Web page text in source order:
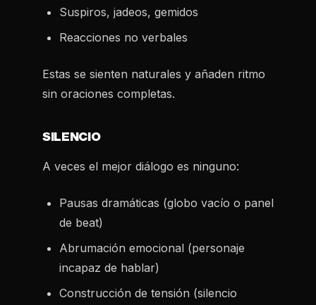
Suspiros, jadeos, gemidos
Reacciones no verbales
Estas se sienten naturales y añaden ritmo
sin oraciones completas.
SILENCIO
A veces el mejor diálogo es ninguno:
Pausas dramáticas (globo vacío o panel
de beat)
Abrumación emocional (personaje
incapaz de hablar)
Construcción de tensión (silencio